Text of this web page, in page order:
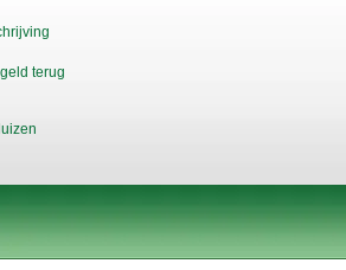
terug